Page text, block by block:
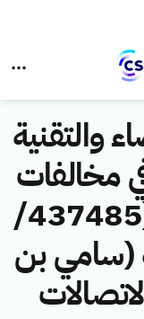
والتقنية
مخالفات
نظام الاتصالات رقم (437485/
(سامي بن